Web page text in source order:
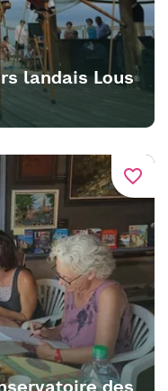
landais Lous
favorite_border
des